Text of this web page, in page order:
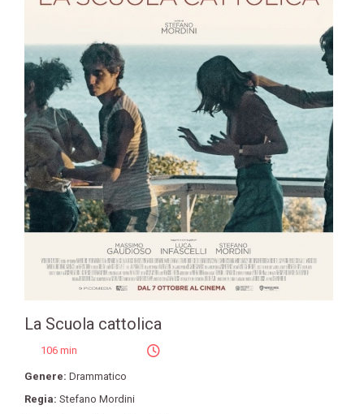
La Scuola cattolica
106 min
Genere: Drammatico
Regia: Stefano Mordini